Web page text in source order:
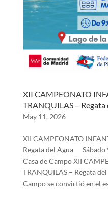
XII CAMPEONATO
TRANQUILAS – Regata
May 11, 2026
XII CAMPEONATO
Regata del Agua Sábado
Casa de Campo XII
TRANQUILAS – Regata
Campo se convirtió en el